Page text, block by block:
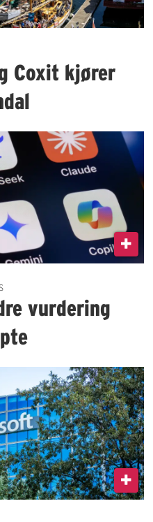
Coxit kjører
vurdering